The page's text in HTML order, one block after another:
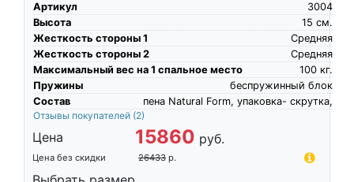
Артикул
3004
Высота
см.
15
Жесткость стороны 1
Средняя
Жесткость стороны 2
Средняя
Максимальный вес на 1 спальное место
кг.
100
Пружины
беспружинный блок
Состав
пена Natural Form, упаковка- скрутка,
Отзывы покупателей (2)
Цена 15860 руб.
Цена без скидки 26433 р.